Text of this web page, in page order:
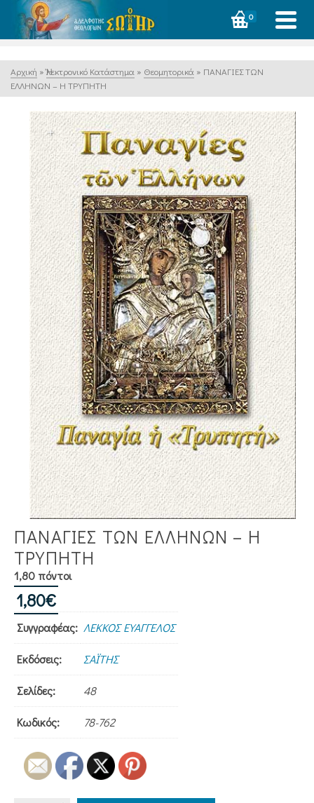
0
Αρχική » Ἠλεκτρονικό Κατάστημα » Θεομητορικά » ΠΑΝΑΓΙΕΣ ΤΩΝ
ΕΛΛΗΝΩΝ – Η ΤΡΥΠΗΤΗ
ΠΑΝΑΓΙΕΣ ΤΩΝ ΕΛΛΗΝΩΝ – Η
ΤΡΥΠΗΤΗ
1,80 πόντοι
1,80€
Συγγραφέας: ΛΕΚΚΟΣ ΕΥΑΓΓΕΛΟΣ
Εκδόσεις: ΣΑΪΤΗΣ
Σελίδες: 48
Κωδικός: 78-762